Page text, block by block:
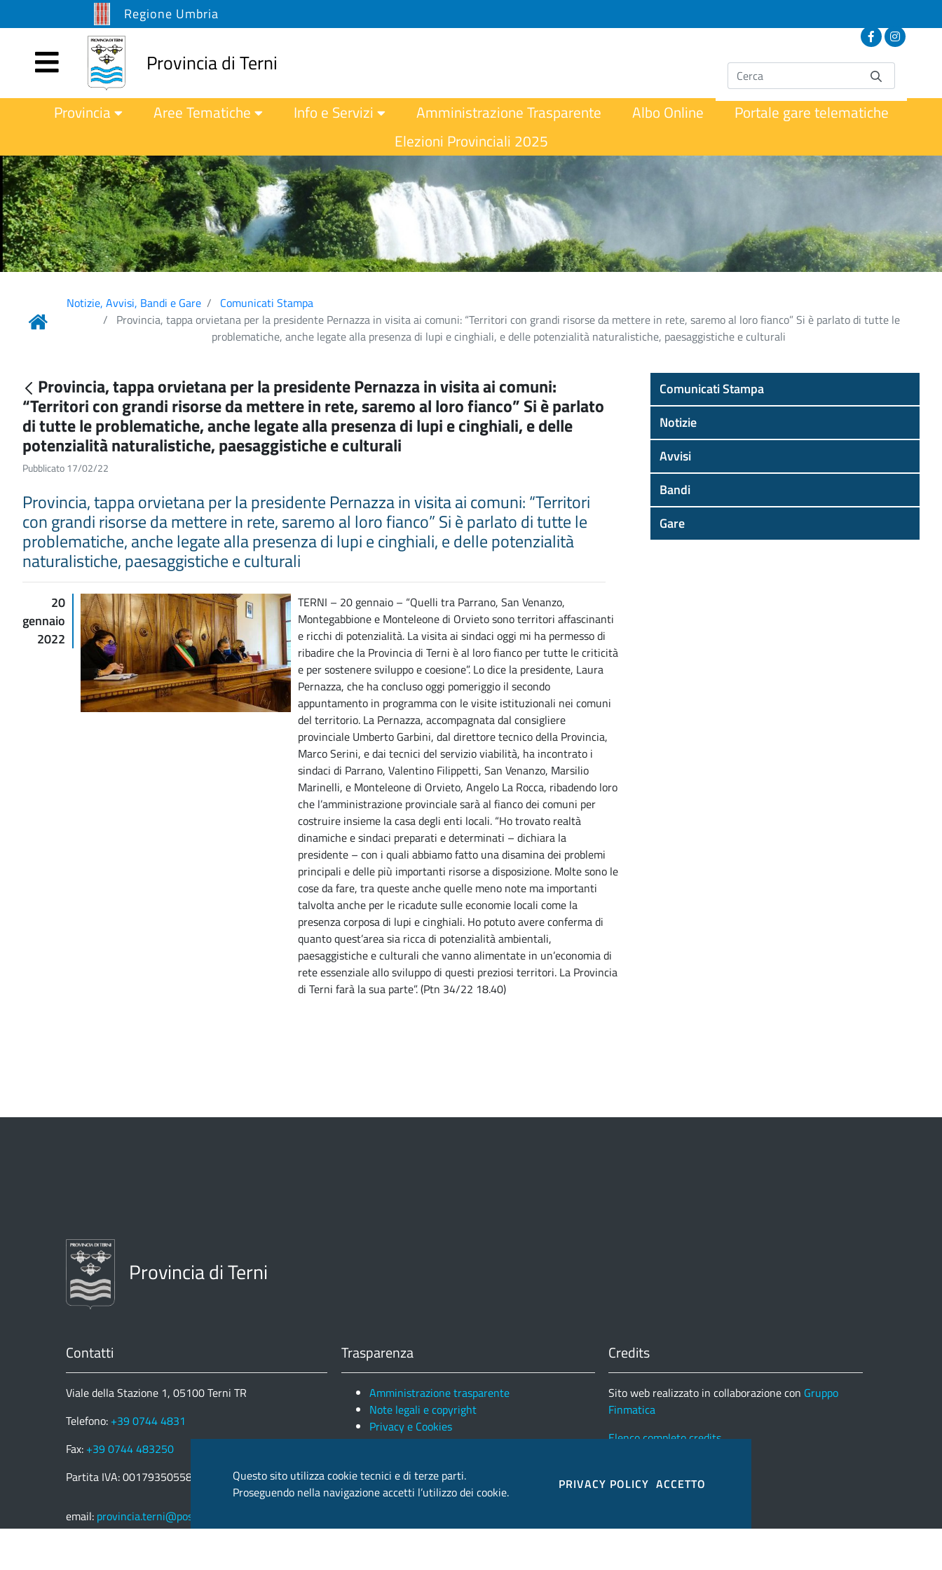
Regione Umbria
Provincia di Terni
Provincia Aree Tematiche Info e Servizi Amministrazione Trasparente Albo Online
Portale gare telematiche
Elezioni Provinciali 2025
Notizie, Avvisi, Bandi e Gare
Comunicati Stampa
Provincia, tappa orvietana per la presidente Pernazza in visita ai comuni: “Territori con grandi risorse da mettere in rete, saremo al loro fianco” Si è parlato di tutte le
problematiche, anche legate alla presenza di lupi e cinghiali, e delle potenzialità naturalistiche, paesaggistiche e culturali
Provincia, tappa orvietana per la presidente Pernazza in visita ai comuni:
“Territori con grandi risorse da mettere in rete, saremo al loro fianco” Si è parlato
di tutte le problematiche, anche legate alla presenza di lupi e cinghiali, e delle
potenzialità naturalistiche, paesaggistiche e culturali
Pubblicato 17/02/22
Provincia, tappa orvietana per la presidente Pernazza in visita ai comuni: “Territori
con grandi risorse da mettere in rete, saremo al loro fianco” Si è parlato di tutte le
problematiche, anche legate alla presenza di lupi e cinghiali, e delle potenzialità
naturalistiche, paesaggistiche e culturali
20
gennaio
2022
TERNI – 20 gennaio – “Quelli tra Parrano, San Venanzo,
Montegabbione e Monteleone di Orvieto sono territori affascinanti
e ricchi di potenzialità. La visita ai sindaci oggi mi ha permesso di
ribadire che la Provincia di Terni è al loro fianco per tutte le criticità
e per sostenere sviluppo e coesione”. Lo dice la presidente, Laura
Pernazza, che ha concluso oggi pomeriggio il secondo
appuntamento in programma con le visite istituzionali nei comuni
del territorio. La Pernazza, accompagnata dal consigliere
provinciale Umberto Garbini, dal direttore tecnico della Provincia,
Marco Serini, e dai tecnici del servizio viabilità, ha incontrato i
sindaci di Parrano, Valentino Filippetti, San Venanzo, Marsilio
Marinelli, e Monteleone di Orvieto, Angelo La Rocca, ribadendo loro
che l’amministrazione provinciale sarà al fianco dei comuni per
costruire insieme la casa degli enti locali. “Ho trovato realtà
dinamiche e sindaci preparati e determinati – dichiara la
presidente – con i quali abbiamo fatto una disamina dei problemi
principali e delle più importanti risorse a disposizione. Molte sono le
cose da fare, tra queste anche quelle meno note ma importanti
talvolta anche per le ricadute sulle economie locali come la
presenza corposa di lupi e cinghiali. Ho potuto avere conferma di
quanto quest’area sia ricca di potenzialità ambientali,
paesaggistiche e culturali che vanno alimentate in un’economia di
rete essenziale allo sviluppo di questi preziosi territori. La Provincia
di Terni farà la sua parte”. (Ptn 34/22 18.40)
Comunicati Stampa
Notizie
Avvisi
Bandi
Gare
Provincia di Terni
Contatti
Viale della Stazione 1, 05100 Terni TR
Telefono: +39 0744 4831
Fax: +39 0744 483250
Partita IVA: 00179350558
email: provincia.terni@postacert.umbria.it
Trasparenza
Amministrazione trasparente
Note legali e copyright
Privacy e Cookies
Credits
Sito web realizzato in collaborazione con Gruppo
Finmatica
Elenco completo credits
Questo sito utilizza cookie tecnici e di terze parti.
Proseguendo nella navigazione accetti l’utilizzo dei cookie.
PRIVACY POLICY ACCETTO